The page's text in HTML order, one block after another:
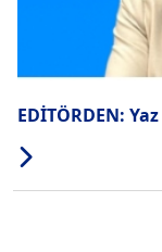
EDİTÖRDEN: